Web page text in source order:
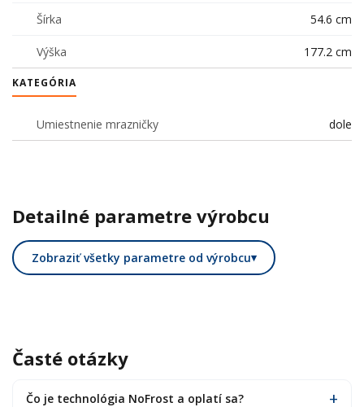
Šírka 54.6 cm
Výška 177.2 cm
KATEGÓRIA
Umiestnenie mrazničky dole
Detailné parametre výrobcu
Zobraziť všetky parametre od výrobcu▾
Časté otázky
Čo je technológia NoFrost a oplatí sa?